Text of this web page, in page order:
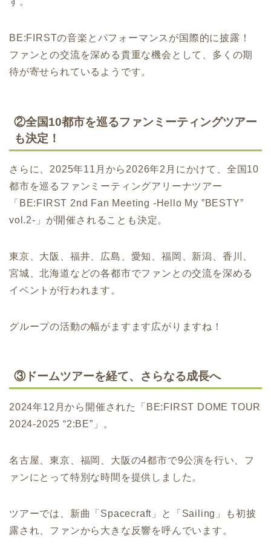
BE:FIRSTの音楽とパフォーマンスが国際的に披露！
ファンとの交流を深める貴重な機会として、多くの期
待が寄せられているようです。
②全国10都市を巡るファンミーティングツアー
も決定！
さらに、2025年11月から2026年2月にかけて、全国10
都市を巡るファンミーティングアリーナツアー
「BE:FIRST 2nd Fan Meeting -Hello My ”BESTY”
vol.2-」が開催されることも決定。
東京、大阪、福井、広島、愛知、福岡、新潟、香川、
宮城、北海道などの各都市でファンとの交流を深める
イベントが行われます。
グループの活動の幅がますます広がりますね！
③ドームツアーを経て、さらなる成長へ
2024年12月から開催された「BE:FIRST DOME TOUR
2024-2025 “2:BE”」。
名古屋、東京、福岡、大阪の4都市で9公演を行い、フ
ァンにとって特別な時間を提供しました。
ツアーでは、新曲「Spacecraft」と「Sailing」も初披
露され、ファンから大きな反響を呼んでいます。